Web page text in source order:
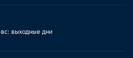
выходные дни